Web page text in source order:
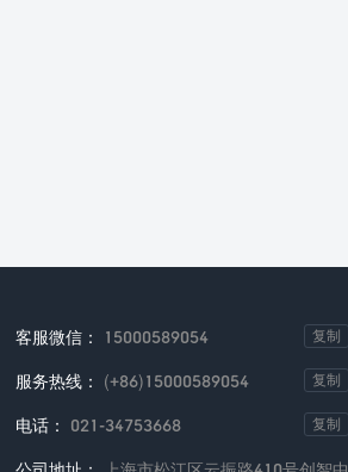
客服微信： 15000589054 复制
服务热线： (+86)15000589054 复制
电话： 021-34753668 复制